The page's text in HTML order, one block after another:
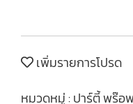
เพิ่มรายการโปรด
หมวดหมู่ :ปาร์ตี้ พร๊อ